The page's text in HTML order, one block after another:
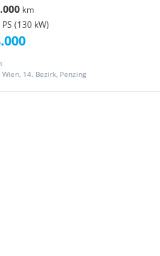
km
PS (130 kW)
Wien, 14. Bezirk, Penzing